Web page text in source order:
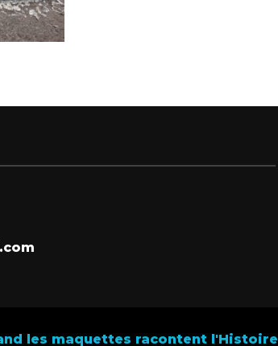
les maquettes racontent l'Histoire